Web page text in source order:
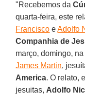
"Recebemos da
quarta-feira, este
Francisco eAdolfo
Companhia de
março, domingo,
James Martin,
America. O relato,
jesuitas, Adolfo